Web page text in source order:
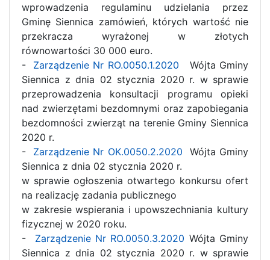
wprowadzenia regulaminu udzielania przez
Gminę Siennica zamówień, których wartość nie
przekracza wyrażonej w złotych
równowartości 30 000 euro.
- Zarządzenie Nr RO.0050.1.2020 Wójta Gminy
Siennica z dnia 02 stycznia 2020 r. w sprawie
przeprowadzenia konsultacji programu opieki
nad zwierzętami bezdomnymi oraz zapobiegania
bezdomności zwierząt na terenie Gminy Siennica
2020 r.
-
Zarządzenie Nr OK.0050.2.2020 Wójta Gminy
Siennica z dnia 02 stycznia 2020 r.
w sprawie ogłoszenia otwartego konkursu ofert
na realizację zadania publicznego
w zakresie wspierania i upowszechniania kultury
fizycznej w 2020 roku.
- Zarządzenie Nr RO.0050.3.2020 Wójta Gminy
Siennica z dnia 02 stycznia 2020 r. w sprawie